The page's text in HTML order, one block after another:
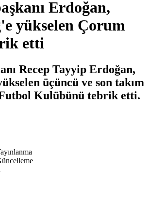
Erdoğan,
yükselen Çorum
etti
Recep Tayyip Erdoğan,
üçüncü ve son takım
Kulübünü tebrik etti.